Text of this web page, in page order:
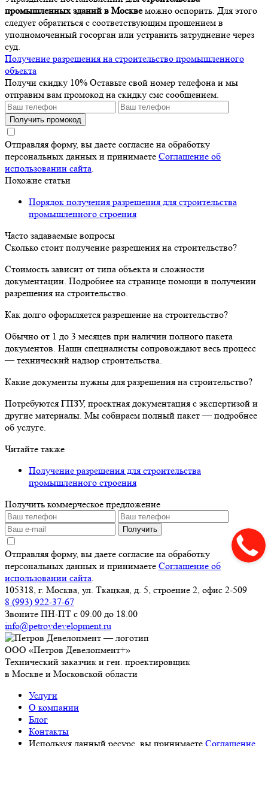
промышленных зданий в Москвеможно оспорить. Для этого
следует обратиться с соответствующим прошением в
уполномоченный госорган или устранить затруднение через
суд.
Получение разрешения на строительство промышленного
объекта
Получи скидку 10% Оставьте свой номер телефона и мы
отправим вам промокод на скидку смс сообщением.
Получить промокод
Отправляя форму, вы даете согласие на обработку
персональных данных и принимаете Соглашение об
использовании сайта
Похожие статьи
Порядок получения разрешения для строительства
промышленного строения
Часто задаваемые вопросы
Сколько стоит получение разрешения на строительство?
Стоимость зависит от типа объекта и сложности
документации. Подробнее на странице помощи в получении
разрешения на строительство.
Как долго оформляется разрешение на строительство?
Обычно от 1 до 3 месяцев при наличии полного пакета
документов. Наши специалисты сопровождают весь процесс
— технический надзор строительства.
Какие документы нужны для разрешения на строительство?
Потребуются ГПЗУ, проектная документация с экспертизой и
другие материалы. Мы собираем полный пакет — подробнее
об услуге.
Читайте также
Получение разрешения для строительства
промышленного строения
Получить коммерческое предложение
Получить
Отправляя форму, вы даете согласие на обработку
персональных данных и принимаете Соглашение об
использовании сайта
105318, г. Москва, ул. Ткацкая, д. 5, строение 2, офис 2-509
8 (993) 922-37-67
Звоните ПН-ПТ с 09.00 до 18.00
info@petrovdevelopment.ru
ООО «Петров Девелопмент+»
Технический заказчик и ген. проектировщик
в Москве и Московской области
Услуги
О компании
Блог
Контакты
Используя данный ресурс, вы принимаете Соглашение